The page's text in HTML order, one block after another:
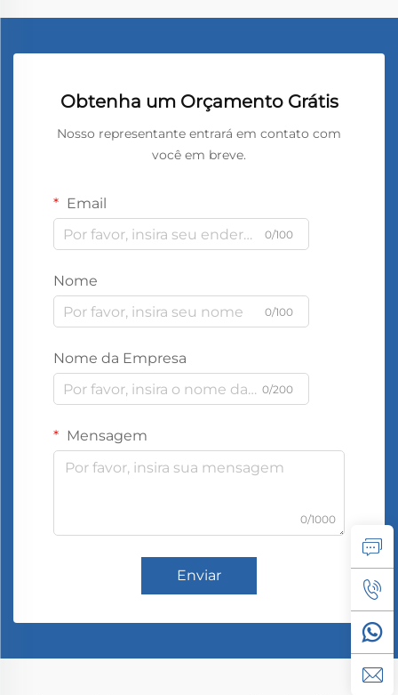
Obtenha um Orçamento Grátis
Nosso representante entrará em contato com
você em breve.
Email
0/100
Nome
0/100
Nome da Empresa
0/200
Mensagem
0/1000
Enviar